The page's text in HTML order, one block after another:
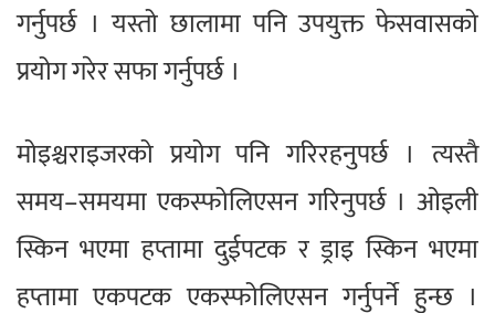
गर्नुपर्छ । यस्तो छालामा पनि उपयुक्त फेसवासको
प्रयोग गरेर सफा गर्नुपर्छ ।
मोइश्चराइजरको प्रयोग पनि गरिरहनुपर्छ । त्यस्तै
समय–समयमा एकस्फोलिएसन गरिनुपर्छ । ओइली
स्किन भएमा हप्तामा दुईपटक र ड्राइ स्किन भएमा
हप्तामा एकपटक एकस्फोलिएसन गर्नुपर्ने हुन्छ ।